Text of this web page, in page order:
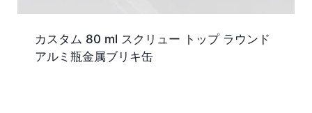
カスタム 80 ml スクリュー トップ ラウンド
アルミ瓶金属ブリキ缶